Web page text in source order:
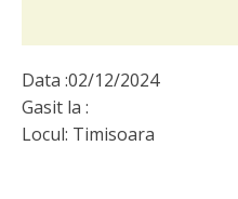
Data :02/12/2024
Gasit la :
Locul: Timisoara